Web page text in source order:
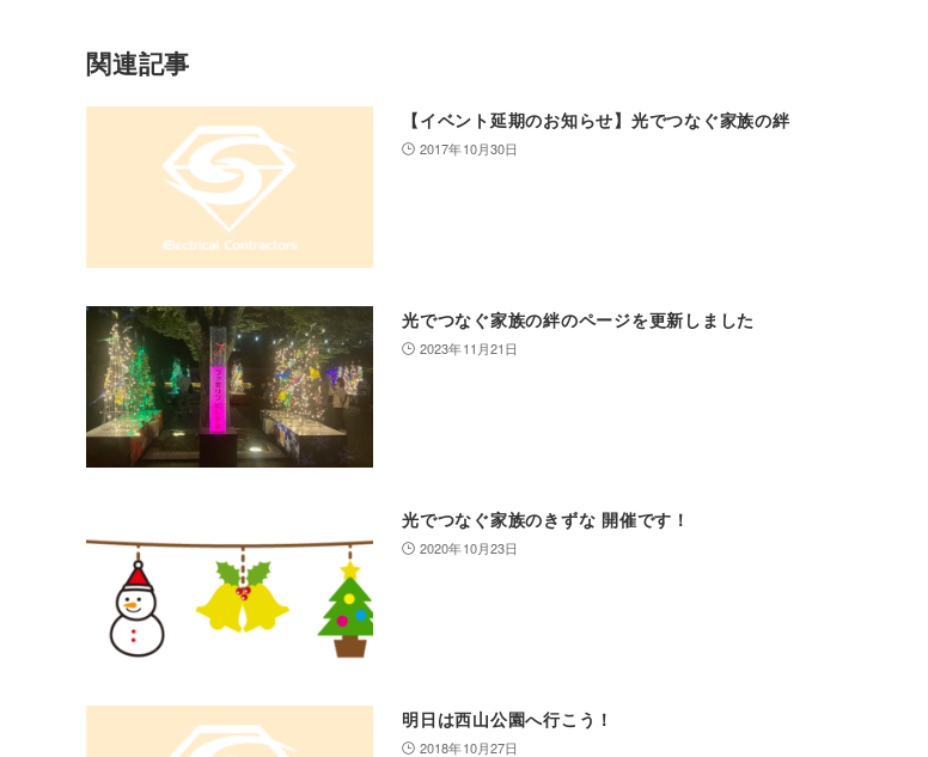
関連記事
【イベント延期のお知らせ】光でつなぐ家族の絆
2017年10月30日
光でつなぐ家族の絆のページを更新しました
2023年11月21日
光でつなぐ家族のきずな 開催です！
2020年10月23日
明日は西山公園へ行こう！
2018年10月27日